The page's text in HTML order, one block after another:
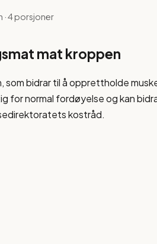
· 4 porsjoner
mat kroppen
som bidrar til å opprettholde
for normal fordøyelse og kan
kostråd.